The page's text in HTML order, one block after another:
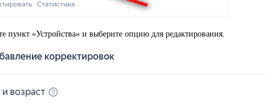
словам
пункт «Устройства» и выберите опцию для редактирования.